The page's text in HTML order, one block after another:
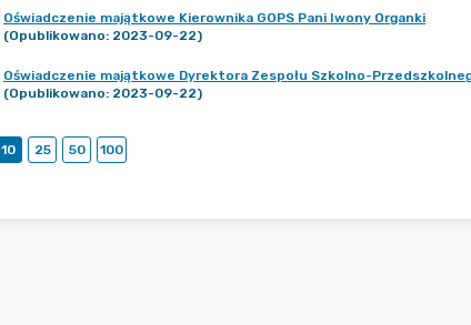
Oświadczenie majątkowe Kierownika GOPS Pani Iwony Organki
(Opublikowano: 2023-09-22)
Oświadczenie majątkowe Dyrektora Zespołu Szkolno-
(Opublikowano: 2023-09-22)
10 25 50 100